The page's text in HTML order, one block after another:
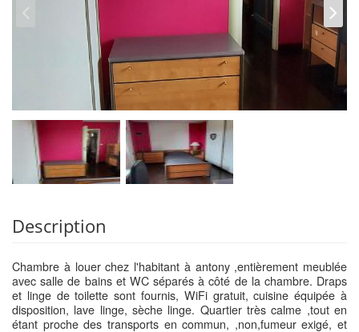
Description
Chambre à louer chez l'habitant à antony ,entièrement meublée
avec salle de bains et WC séparés à côté de la chambre. Draps
et linge de toilette sont fournis, WiFi gratuit, cuisine équipée à
disposition, lave linge, sèche linge. Quartier très calme ,tout en
étant proche des transports en commun, ,non,fumeur exigé, et